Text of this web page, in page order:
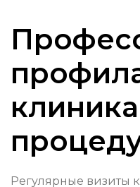
Регулярные визиты